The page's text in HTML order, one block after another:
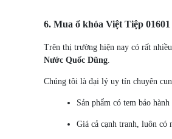
6. Mua ổ khóa Việt Tiệp
Trên thị trường hiện nay có rất
Nước Quốc Dũng.
Chúng tôi là đại lý uy tín chuyên
Sản phẩm có tem bảo
Giá cả cạnh tranh, luôn có